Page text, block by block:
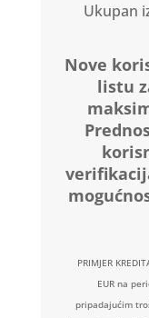
Ukupan
Nove
listu
PRIMJER
EUR na
pripadajućim